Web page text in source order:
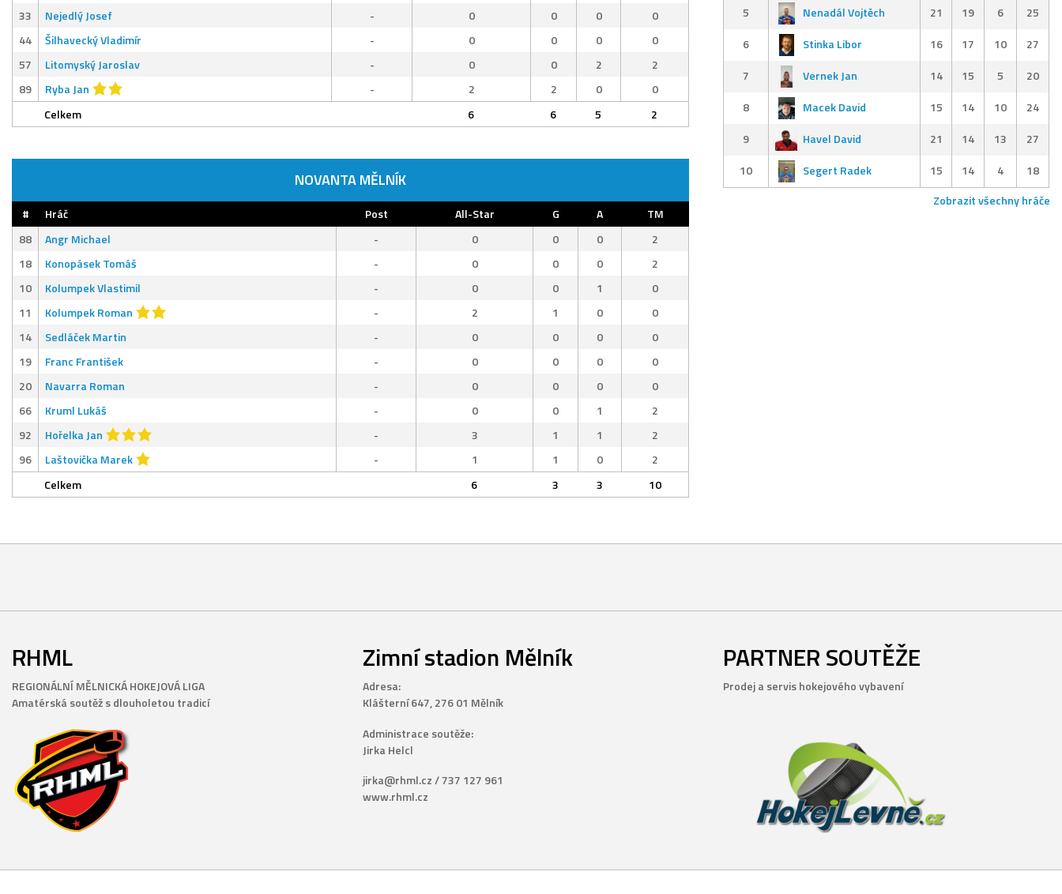
33
Nejedlý Josef - 0 0 0
0
44
Šilhavecký Vladimír - 0 0 0
0
57
Litomyský Jaroslav - 0 0 2
2
89
Ryba Jan - 2 2 0
0
Celkem
6 6 5 2
NOVANTA MĚLNÍK
# Hráč Post All-Star G A
TM
88
Angr Michael - 0 0 0
2
18
Konopásek Tomáš - 0 0 0
2
10
Kolumpek Vlastimil - 0 0 1
0
11
Kolumpek Roman - 2 1 0
0
14
Sedláček Martin - 0 0 0
0
19
Franc František - 0 0 0
0
20
Navarra Roman - 0 0 0
0
66
Kruml Lukáš - 0 0 1
2
92
Hořelka Jan - 3 1 1
2
96
Laštovička Marek - 1 1 0
2
Celkem
6 3 3 10
5
Nenadál Vojtěch 21 19 6
25
6
Stinka Libor 16 17 10
27
7
Vernek Jan 14 15 5
20
8
Macek David 15 14 10
24
9
Havel David 21 14 13
27
10
Segert Radek 15 14 4
18
Zobrazit všechny hráče
RHML
REGIONÁLNÍ MĚLNICKÁ HOKEJOVÁ LIGA
Amatérská soutěž s dlouholetou tradicí
Zimní stadion Mělník
Adresa:
Klášterní 647, 276 01 Mělník
Administrace soutěže:
Jirka Helcl
jirka@rhml.cz / 737 127 961
www.rhml.cz
PARTNER SOUTĚŽE
Prodej a servis hokejového vybavení